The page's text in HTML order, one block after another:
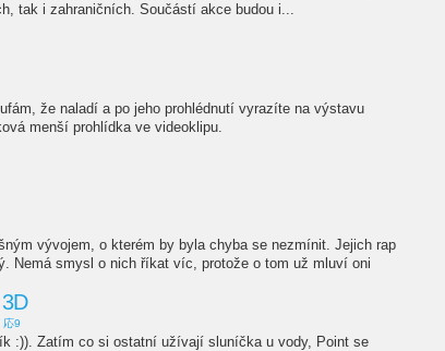
tak i zahraničních. Součástí akce budou i...
že naladí a po jeho prohlédnutí vyrazíte na výstavu
menší prohlídka ve videoklipu.
vývojem, o kterém by byla chyba se nezmínit. Jejich rap
Nemá smysl o nich říkat víc, protože o tom už mluví oni
応9
:)). Zatím co si ostatní užívají sluníčka u vody, Point se